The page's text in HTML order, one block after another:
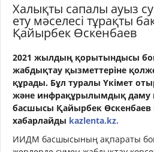
Халықты сапалы ауыз
ету мәселесі тұрақты
Қайырбек Өскенбаев
2021 жылдың қорытындысы
жабдықтау қызметтеріне
құрады. Бұл туралы Үкімет
және инфрақұрылымдық даму
басшысы Қайырбек Өскенбаев
хабарлайды kazlenta.kz.
ИИДМ басшысының ақпараты